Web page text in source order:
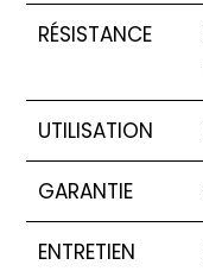
RÉSISTANCE
UTILISATION
GARANTIE
ENTRETIEN